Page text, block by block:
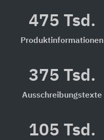
475 Tsd.
Produktinformationen
375 Tsd.
Ausschreibungstexte
105 Tsd.